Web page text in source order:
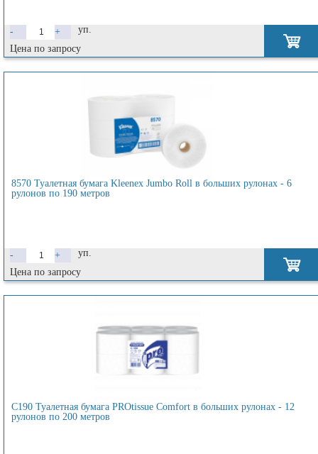
- +
уп.
Цена по запросу
8570 Туалетная бумага Kleenex Jumbo Roll в больших рулонах - 6
рулонов по 190 метров
- +
уп.
Цена по запросу
C190 Туалетная бумага PROtissue Comfort в больших рулонах - 12
рулонов по 200 метров